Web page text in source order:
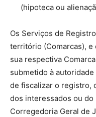
(hipoteca ou
Os Serviços de
território (Comarcas),
sua respectiva
submetido à
de fiscalizar o registro,
dos interessados ou
Corregedoria Geral de